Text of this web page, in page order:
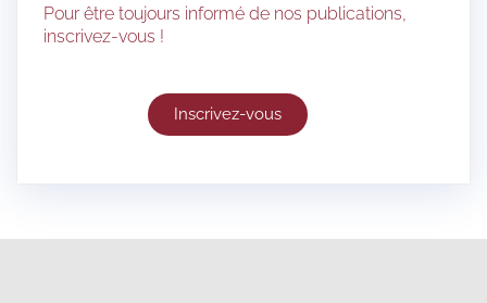
Pour être toujours informé de nos publications,
inscrivez-vous !
Inscrivez-vous